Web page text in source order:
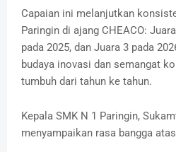
Capaian ini melanjutkan
Paringin di ajang CHEACO:
pada 2025, dan Juara 3 pada
budaya inovasi dan semangat
tumbuh dari tahun ke tahun.
Kepala SMK N 1 Paringin,
menyampaikan rasa bangga